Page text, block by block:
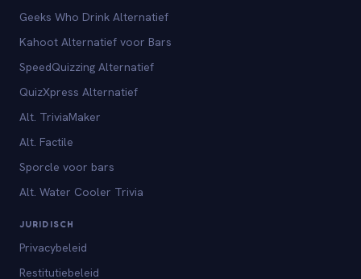
Geeks Who Drink Alternatief
Kahoot Alternatief voor Bars
SpeedQuizzing Alternatief
QuizXpress Alternatief
Alt. TriviaMaker
Alt. Factile
Sporcle voor bars
Alt. Water Cooler Trivia
JURIDISCH
Privacybeleid
Restitutiebeleid